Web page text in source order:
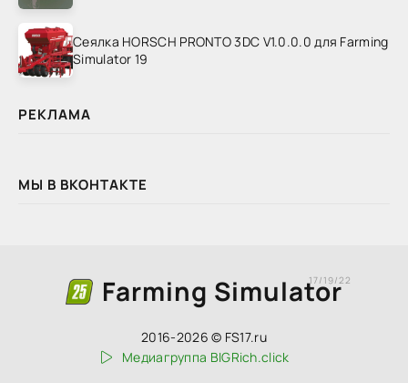
Сеялка HORSCH PRONTO 3DC V1.0.0.0 для Farming
Simulator 19
РЕКЛАМА
МЫ В ВКОНТАКТЕ
Farming Simulator
17/19/22
2016-2026 © FS17.ru
Медиагруппа BIGRich.click